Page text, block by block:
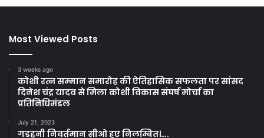
Most Viewed Posts
3 weeks ago
कोशी रत्न सम्मान समारोह की ऐतिहासिक सफलता पर सांसद
दिनेश चंद्र यादव से मिला कोशी विकास संघर्ष मोर्चा का
प्रतिनिधिमंडल
July 21, 2023
गडहनी निवर्तमान सीओ हुए निलम्बित।….